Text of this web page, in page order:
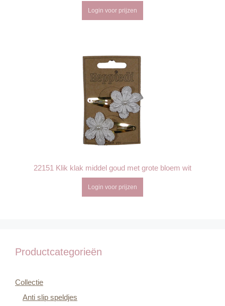
Login voor prijzen
22151 Klik klak middel goud met grote bloem wit
Login voor prijzen
Productcategorieën
Collectie
Anti slip speldjes